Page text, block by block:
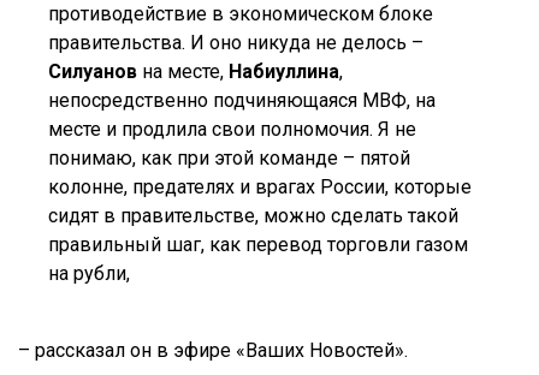
противодействие в экономическом блоке
правительства. И оно никуда не делось –
Силуанов на месте, Набиуллина,
непосредственно подчиняющаяся МВФ, на
месте и продлила свои полномочия. Я не
понимаю, как при этой команде – пятой
колонне, предателях и врагах России, которые
сидят в правительстве, можно сделать такой
правильный шаг, как перевод торговли газом
на рубли,
– рассказал он в эфире «Ваших Новостей».